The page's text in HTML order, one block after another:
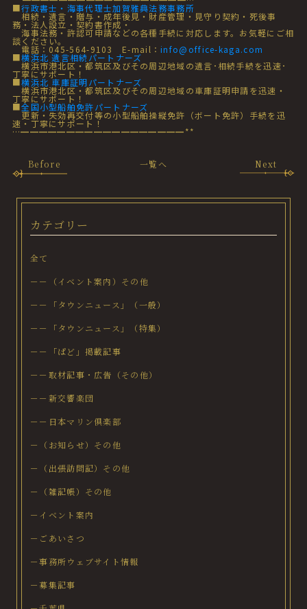
■行政書士・海事代理士加賀雅典法務事務所
相続・遺言・贈与・成年後見・財産管理・見守り契約・死後事
務・法人設立・契約書作成・
海事法務・許認可申請などの各種手続に対応します。お気軽にご相
談ください。
電話：045-564-9103 E-mail：info@office-kaga.com
■横浜北 遺言相続パートナーズ
横浜市港北区・都筑区及びその周辺地域の遺言･相続手続を迅速･
丁寧にサポート！
■横浜北 車庫証明パートナーズ
横浜市港北区・都筑区及びその周辺地域の車庫証明申請を迅速・
丁寧にサポート！
■全国小型船舶免許パートナーズ
更新・失効再交付等の小型船舶操縦免許（ボート免許）手続を迅
速・丁寧にサポート！
…━━━━━━━━━━━━━━━━━━**
Before 一覧へ Next
カテゴリー
全て
－－（イベント案内）その他
－－「タウンニュース」（一般）
－－「タウンニュース」（特集）
－－「ぱど」掲載記事
－－取材記事・広告（その他）
－－新交響楽団
－－日本マリン倶楽部
－（お知らせ）その他
－（出張訪問記）その他
－（雑記帳）その他
－イベント案内
－ごあいさつ
－事務所ウェブサイト情報
－募集記事